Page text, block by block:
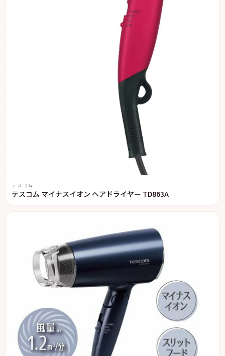
テスコム
テスコム マイナスイオン ヘアドライヤー TD863A